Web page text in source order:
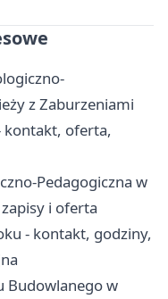
z Zaburzeniami
kontakt, oferta,
Pedagogiczna w
i oferta
- kontakt, godziny,
Budowlanego w